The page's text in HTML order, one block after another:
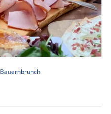
Bauernbrunch